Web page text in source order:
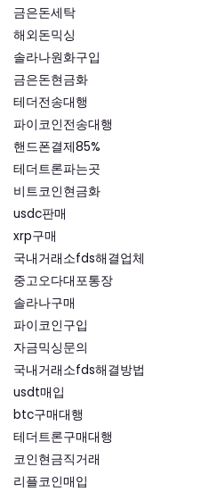
금은돈세탁
해외돈믹싱
솔라나원화구입
금은돈현금화
테더전송대행
파이코인전송대행
핸드폰결제85%
테더트론파는곳
비트코인현금화
usdc판매
xrp구매
국내거래소fds해결업체
중고오다대포통장
솔라나구매
파이코인구입
자금믹싱문의
국내거래소fds해결방법
usdt매입
btc구매대행
테더트론구매대행
코인현금직거래
리플코인매입